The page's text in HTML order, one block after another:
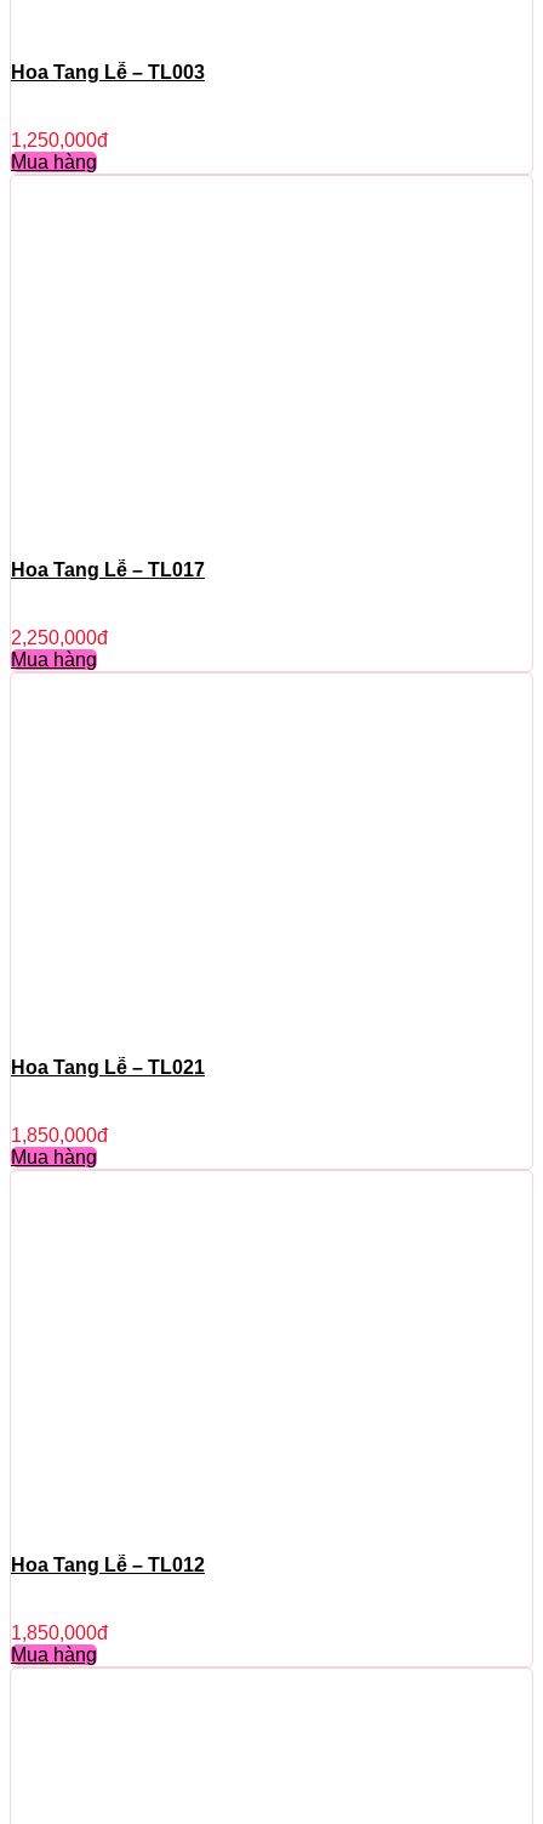
Hoa Tang Lễ – TL003
1,250,000đ
Mua hàng
Hoa Tang Lễ – TL017
2,250,000đ
Mua hàng
Hoa Tang Lễ – TL021
1,850,000đ
Mua hàng
Hoa Tang Lễ – TL012
1,850,000đ
Mua hàng